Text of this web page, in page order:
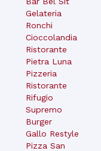
Gelateria
Ronchi
Cioccolandia
Ristorante
Pietra Luna
Pizzeria
Ristorante
Rifugio
Supremo
Burger
Gallo Restyle
Pizza San